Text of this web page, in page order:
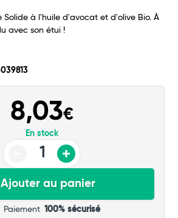
Solide à l'huile d'avocat et d'olive Bio. À
avec son étui !
8,03€
En stock
Ajouter au panier
Paiement 100% sécurisé